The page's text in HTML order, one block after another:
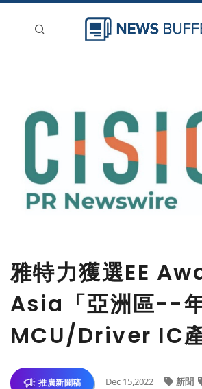
登入
雅特力獲選EE
Asia「亞洲區--
MCU/Driver IC產
推廣新聞稿 Dec 15,2022 新聞